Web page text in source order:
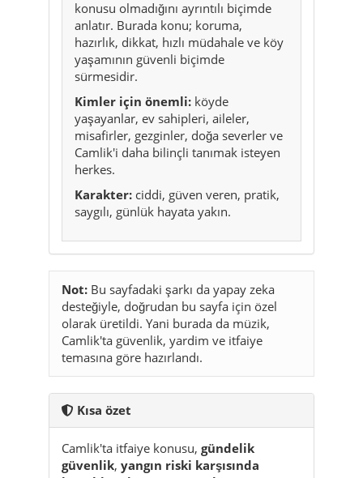
Kimler için önemli:köyde
yaşayanlar, ev sahipleri, aileler,
misafirler, gezginler, doğa severler ve
Camlik'i daha bilinçli tanımak isteyen
herkes.
Karakter:ciddi, güven veren, pratik,
saygılı, günlük hayata yakın.
Not:Bu sayfadaki şarkı da yapay zeka
desteğiyle, doğrudan bu sayfa için özel
olarak üretildi. Yani burada da müzik,
Camlik'ta güvenlik, yardim ve itfaiye
temasına göre hazırlandı.
Kısa özet
Camlik'ta itfaiye konusu,gündelik
güvenlik,yangın riski karşısında
hazırlıkveköy yaşamını koruyan
görünmez güven duygusu
Özellikle yaz aylarında bu konu daha da
önem kazanır.